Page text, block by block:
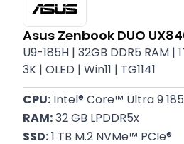
Asus Zenbook DUO
U9-185H | 32GB DDR5 RAM |
3K | OLED | Win11 | TG1141
CPU: Intel® Core™ Ultra 9
RAM: 32 GB LPDDR5x
SSD: 1 TB M.2 NVMe™ PCIe®